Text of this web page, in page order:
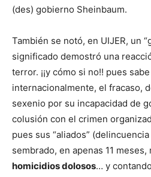
(des) gobierno Sheinbaum.
También se notó, en UIJER, un
significado demostró una
terror. ¡¡y cómo si no!! pues
internacionalmente, el fracaso,
sexenio por su incapacidad de
colusión con el crimen
pues sus “aliados”
sembrado, en apenas 11 meses,
homicidios dolosos… y